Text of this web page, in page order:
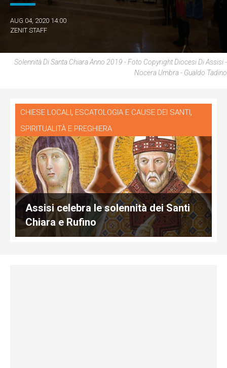
AUG 04, 2020 14:00
ZENIT STAFF
Solennità Di Santa Chiara Anno 2019 - Foto Copyright Diocesi Di Assisi -
Nocera Umbra - Gualdo Tadino
CHIESE LOCALI, ESCATOLOGIA E CAUSE DEI SANTI,
SPIRITUALITÀ E PREGHIERA
Assisi celebra le solennità dei Santi
Chiara e Rufino